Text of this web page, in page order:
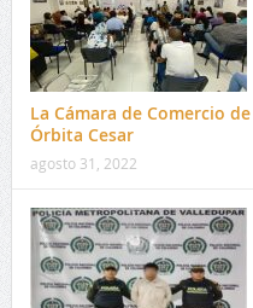
La Cámara de Comercio
Órbita Cesar
agosto 31, 2022